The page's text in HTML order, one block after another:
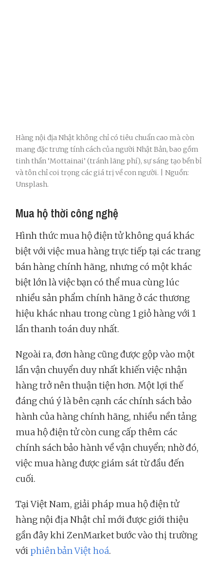
Hàng nội địa Nhật không chỉ có tiêu chuẩn cao mà còn
mang đặc trưng tính cách của người Nhật Bản, bao gồm
tinh thần ‘Mottainai’ (tránh lãng phí), sự sáng tạo bền bỉ
và tôn chỉ coi trọng các giá trị về con người. | Nguồn:
Unsplash.
Mua hộ thời công nghệ
Hình thức mua hộ điện tử không quá khác
biệt với việc mua hàng trực tiếp tại các trang
bán hàng chính hãng, nhưng có một khác
biệt lớn là việc bạn có thể mua cùng lúc
nhiều sản phẩm chính hãng ở các thương
hiệu khác nhau trong cùng 1 giỏ hàng với 1
lần thanh toán duy nhất.
Ngoài ra, đơn hàng cũng được gộp vào một
lần vận chuyển duy nhất khiến việc nhận
hàng trở nên thuận tiện hơn. Một lợi thế
đáng chú ý là bên cạnh các chính sách bảo
hành của hàng chính hãng, nhiều nền tảng
mua hộ điện tử còn cung cấp thêm các
chính sách bảo hành về vận chuyển; nhờ đó,
việc mua hàng được giám sát từ đầu đến
cuối.
Tại Việt Nam, giải pháp mua hộ điện tử
hàng nội địa Nhật chỉ mới được giới thiệu
gần đây khi ZenMarket bước vào thị trường
với phiên bản Việt hoá.